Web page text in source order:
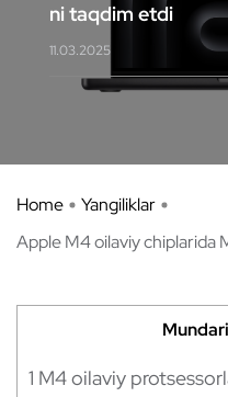
ni taqdim etdi
11.03.2025
Home
Yangiliklar
Apple M4 oilaviy chiplarida
1 M4 oilaviy